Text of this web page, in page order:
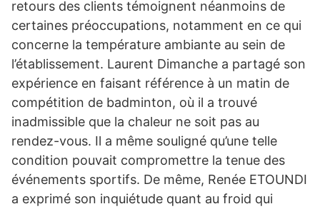
retours des clients témoignent néanmoins de
certaines préoccupations, notamment en ce qui
concerne la température ambiante au sein de
l’établissement. Laurent Dimanche a partagé son
expérience en faisant référence à un matin de
compétition de badminton, où il a trouvé
inadmissible que la chaleur ne soit pas au
rendez-vous. Il a même souligné qu’une telle
condition pouvait compromettre la tenue des
événements sportifs. De même, Renée ETOUNDI
a exprimé son inquiétude quant au froid qui